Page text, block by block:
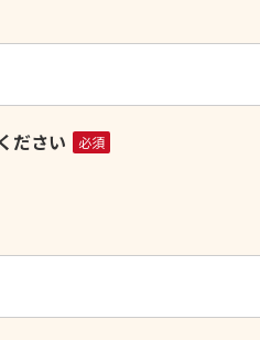
ださい 必須